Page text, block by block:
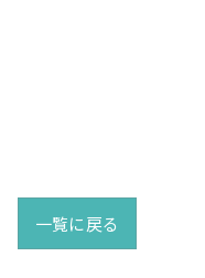
一覧に戻る